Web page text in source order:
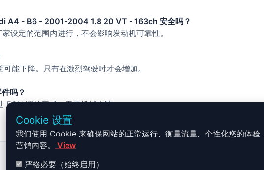
A4 - B6 - 2001-2004 1.8 20 VT - 163ch 安全吗？
设定的范围内进行，不会影响发动机可靠性。
能下降。只有在激烈驾驶时才会增加。
吗？
ECU 调校完成，无需机械改装。
Cookie 设置
我们使用 Cookie 来确保网站的正常运行、衡量流量、个性化您的体验
营销内容。
View
严格必要（始终启用）